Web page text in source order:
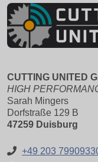
CUTTING UNITED
HIGH
Sarah Mingers
Dorfstraße 129 B
47259 Duisburg
+49 203